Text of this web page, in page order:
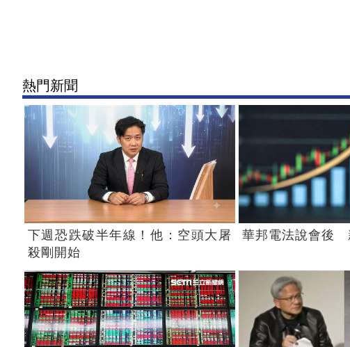
熱門新聞
下週恐跌破半年線！他：空頭大屠
殺剛開始
華邦電法說會後